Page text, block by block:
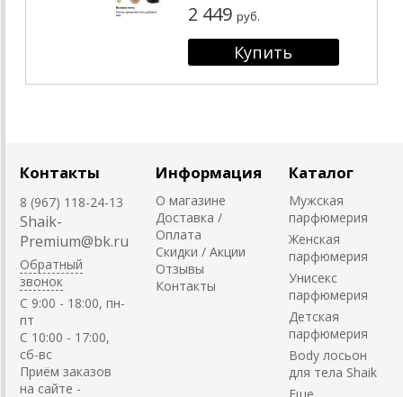
2 449 руб.
Контакты
8 (967) 118-24-13
Shaik-
Premium@bk.ru
Обратный
звонок
C 9:00 - 18:00, пн-
пт
С 10:00 - 17:00,
сб-вс
Приём заказов
на сайте -
Информация
О магазине
Доставка /
Оплата
Скидки / Акции
Отзывы
Контакты
Каталог
Мужская
парфюмерия
Женская
парфюмерия
Унисекс
парфюмерия
Детская
парфюмерия
Body лосьон
для тела Shaik